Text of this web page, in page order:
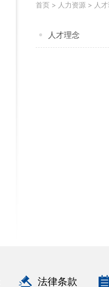
首页 > 人力资源 > 人
人才理念
法律条款